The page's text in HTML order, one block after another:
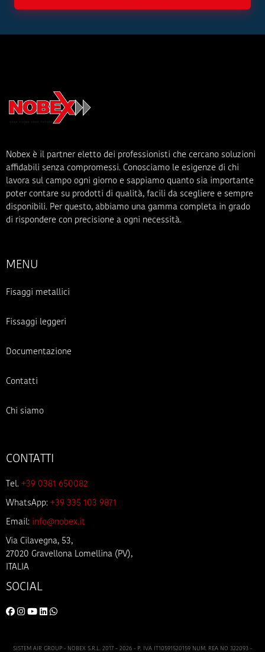
Nobex è il partner eletto dei professionisti che cercano soluzioni
affidabili senza compromessi. Conosciamo le esigenze di chi
lavora sul campo ogni giorno e sappiamo quanto sia importante
poter contare su prodotti di qualità, facili da scegliere e sempre
disponibili. Per questo, abbiamo una gamma completa in grado
di rispondere con precisione a ogni necessità.
MENU
Fisaggi metallici
Fissaggi leggeri
Documentazione
Contatti
Chi siamo
CONTATTI
Tel. +39 0381 650082
WhatsApp: +39 335 103 9871
Email: info@nobex.it
Via Cilavegna, 53,
27020 Gravellona Lomellina (PV),
ITALIA
SOCIAL
SISTEM AIR GROUP - NOBEX S.R.L. 2017 – 2026 - P. IVA IT10591520159 NUM. REA NO 322093 -